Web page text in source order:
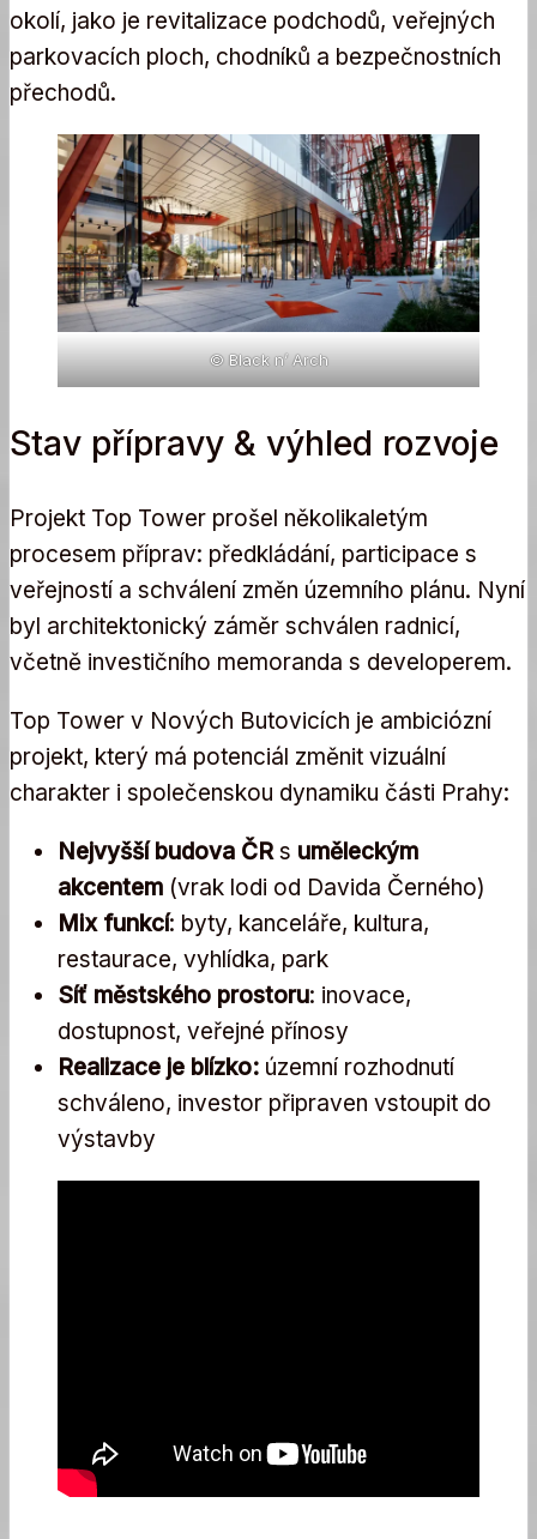
okolí, jako je revitalizace podchodů, veřejných
parkovacích ploch, chodníků a bezpečnostních
přechodů.
© Black n’ Arch
Stav přípravy & výhled rozvoje
Projekt Top Tower prošel několikaletým
procesem příprav: předkládání, participace s
veřejností a schválení změn územního plánu. Nyní
byl architektonický záměr schválen radnicí,
včetně investičního memoranda s developerem.
Top Tower v Nových Butovicích je ambiciózní
projekt, který má potenciál změnit vizuální
charakter i společenskou dynamiku části Prahy:
Nejvyšší budova ČRs uměleckým
akcentem (vrak lodi od Davida Černého)
Mix funkcí: byty, kanceláře, kultura,
restaurace, vyhlídka, park
Síť městského prostoru: inovace,
dostupnost, veřejné přínosy
Realizace je blízko: územní rozhodnutí
schváleno, investor připraven vstoupit do
výstavby